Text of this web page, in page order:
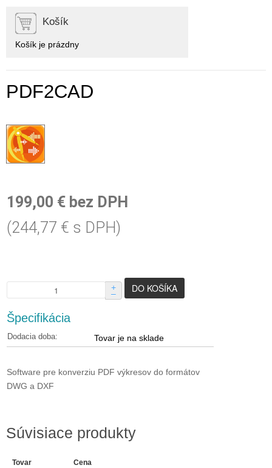
Košík
Košík je prázdny
PDF2CAD
199,00 € bez DPH
(244,77 € s DPH)
+
–
Špecifikácia
Dodacia doba: Tovar je na sklade
Software pre konverziu PDF výkresov do formátov
DWG a DXF
Súvisiace produkty
Tovar Cena